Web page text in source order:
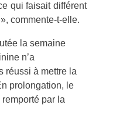
qui faisait différent
commente-t-elle.
la semaine
n’a
réussi à mettre la
prolongation, le
remporté par la